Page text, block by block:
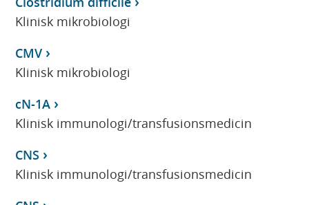
Klinisk mikrobiologi
CMV
Klinisk mikrobiologi
cN-1A
Klinisk immunologi/transfusionsmedicin
CNS
Klinisk immunologi/transfusionsmedicin